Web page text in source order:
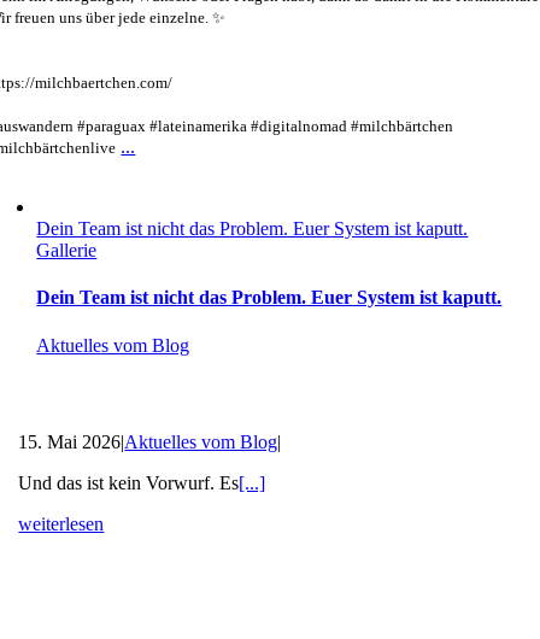
freuen uns über jede einzelne. ✨
milchbaertchen.com/
#paraguax #lateinamerika #digitalnomad #milchbärtchen
...
Dein Team ist nicht das Problem. Euer System ist kaputt.
Gallerie
Dein Team ist nicht das Problem. Euer System ist kaputt.
Aktuelles vom Blog
15. Mai 2026|Aktuelles vom Blog|
Und das ist kein Vorwurf. Es[...]
weiterlesen